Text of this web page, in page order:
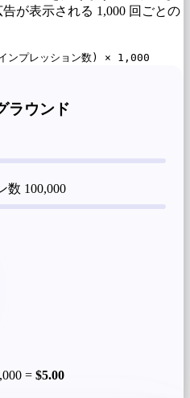
が表示される 1,000 回ごとの
ンプレッション数) × 1,000
ラウンド
数 100,000
= $5.00